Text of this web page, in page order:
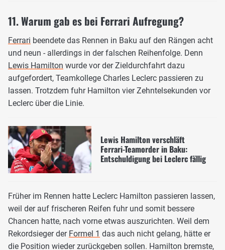
11. Warum gab es bei Ferrari Aufregung?
Ferrari beendete das Rennen in Baku auf den Rängen acht
und neun - allerdings in der falschen Reihenfolge. Denn
Lewis Hamilton wurde vor der Zieldurchfahrt dazu
aufgefordert, Teamkollege Charles Leclerc passieren zu
lassen. Trotzdem fuhr Hamilton vier Zehntelsekunden vor
Leclerc über die Linie.
Lewis Hamilton verschläft
Ferrari-Teamorder in Baku:
Entschuldigung bei Leclerc fällig
Früher im Rennen hatte Leclerc Hamilton passieren lassen,
weil der auf frischeren Reifen fuhr und somit bessere
Chancen hatte, nach vorne etwas auszurichten. Weil dem
Rekordsieger der Formel 1 das auch nicht gelang, hätte er
die Position wieder zurückgeben sollen. Hamilton bremste,